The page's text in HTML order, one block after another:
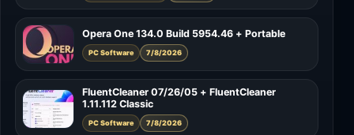
Opera One 134.0 Build 5954.46 + Portable
PC Software 7/8/2026
FluentCleaner 07/26/05 + FluentCleaner
1.11.112 Classic
PC Software 7/8/2026